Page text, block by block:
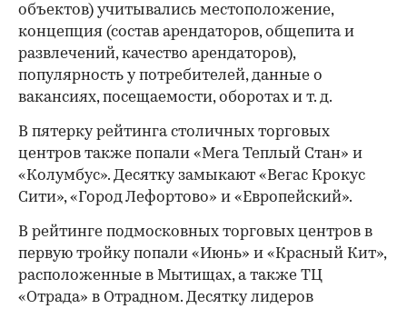
объектов) учитывались местоположение,
концепция (состав арендаторов, общепита и
развлечений, качество арендаторов),
популярность у потребителей, данные о
вакансиях, посещаемости, оборотах и т. д.
В пятерку рейтинга столичных торговых
центров также попали «Мега Теплый Стан» и
«Колумбус». Десятку замыкают «Вегас Крокус
Сити», «Город Лефортово» и «Европейский».
В рейтинге подмосковных торговых центров в
первую тройку попали «Июнь» и «Красный Кит»,
расположенные в Мытищах, а также ТЦ
«Отрада» в Отрадном. Десятку лидеров